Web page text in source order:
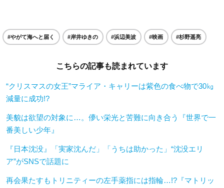
#やがて海へと届く #岸井ゆきの #浜辺美波 #映画 #杉野遥亮
こちらの記事も読まれています
“クリスマスの女王”マライア・キャリーは紫色の食べ物で30㎏
減量に成功!?
美貌は欲望の対象に…。儚い栄光と苦難に向き合う『世界で一
番美しい少年』
『日本沈没』「実家沈んだ」「うちは助かった」“沈没エリ
ア”がSNSで話題に
再会果たすもトリニティーの左手薬指には指輪…!?『マトリッ